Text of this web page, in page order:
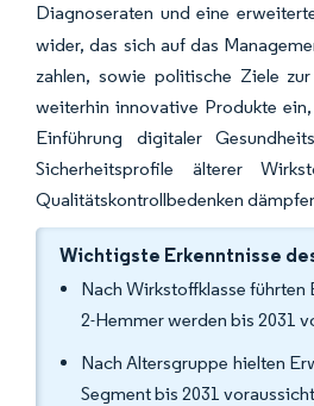
Diagnoseraten und eine
wider, das sich auf das
zahlen, sowie politische Ziele
weiterhin innovative Produkte
Einführung digitaler
Sicherheitsprofile älterer
Qualitätskontrollbedenken
Wichtigste Erkenntnisse
Nach Wirkstoffklasse führten
2-Hemmer werden bis 2031
Nach Altersgruppe hielten
Segment bis 2031